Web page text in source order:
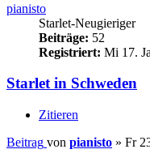
pianisto
Starlet-Neugieriger
Beiträge: 52
Registriert: Mi 17.
Starlet in Schweden
Zitieren
Beitrag von pianisto » Fr